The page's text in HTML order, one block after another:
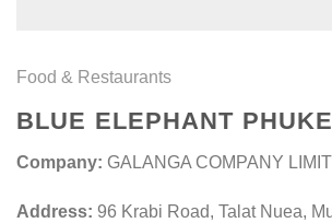
Food & Restaurants
BLUE ELEPHANT
Company: GALANGA COMPANY
Address: 96 Krabi Road, Talat Nuea,